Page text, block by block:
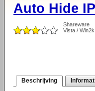
Auto Hide
Shareware
Vista /
Beschrijving